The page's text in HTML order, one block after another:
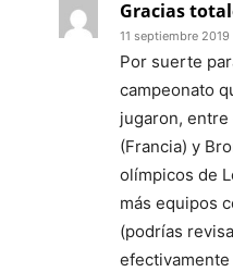
Gracias
11 septiembre 2019
Por suerte
campeonato
jugaron, entre
(Francia) y
olímpicos de
más equipos
(podrías